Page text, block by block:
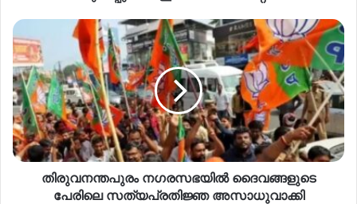
തിരുവനന്തപുരം നഗരസഭയിൽ ദൈവങ്ങളുടെ
പേരിലെ സത്യപ്രതിജ്ഞ അസാധുവാക്കി